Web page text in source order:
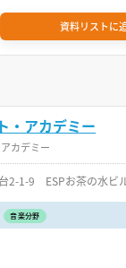
資料リストに
・アカデミー
カデミー
2-1-9 ESPお茶の水ビ
音楽分野